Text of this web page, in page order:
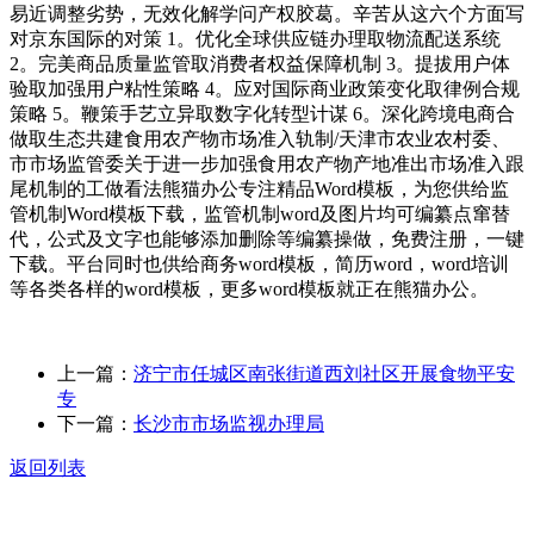
易近调整劣势，无效化解学问产权胶葛。辛苦从这六个方面写
对京东国际的对策 1。优化全球供应链办理取物流配送系统
2。完美商品质量监管取消费者权益保障机制 3。提拔用户体
验取加强用户粘性策略 4。应对国际商业政策变化取律例合规
策略 5。鞭策手艺立异取数字化转型计谋 6。深化跨境电商合
做取生态共建食用农产物市场准入轨制/天津市农业农村委、
市市场监管委关于进一步加强食用农产物产地准出市场准入跟
尾机制的工做看法熊猫办公专注精品Word模板，为您供给监
管机制Word模板下载，监管机制word及图片均可编纂点窜替
代，公式及文字也能够添加删除等编纂操做，免费注册，一键
下载。平台同时也供给商务word模板，简历word，word培训
等各类各样的word模板，更多word模板就正在熊猫办公。
上一篇： 济宁市任城区南张街道西刘社区开展食物平安
专
下一篇： 长沙市市场监视办理局
返回列表